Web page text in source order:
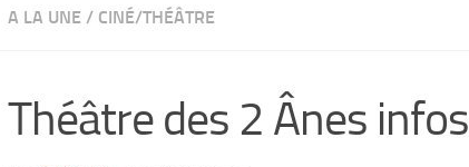
A LA UNE / CINÉ/THÉÂTRE
Théâtre des 2 Ânes infos